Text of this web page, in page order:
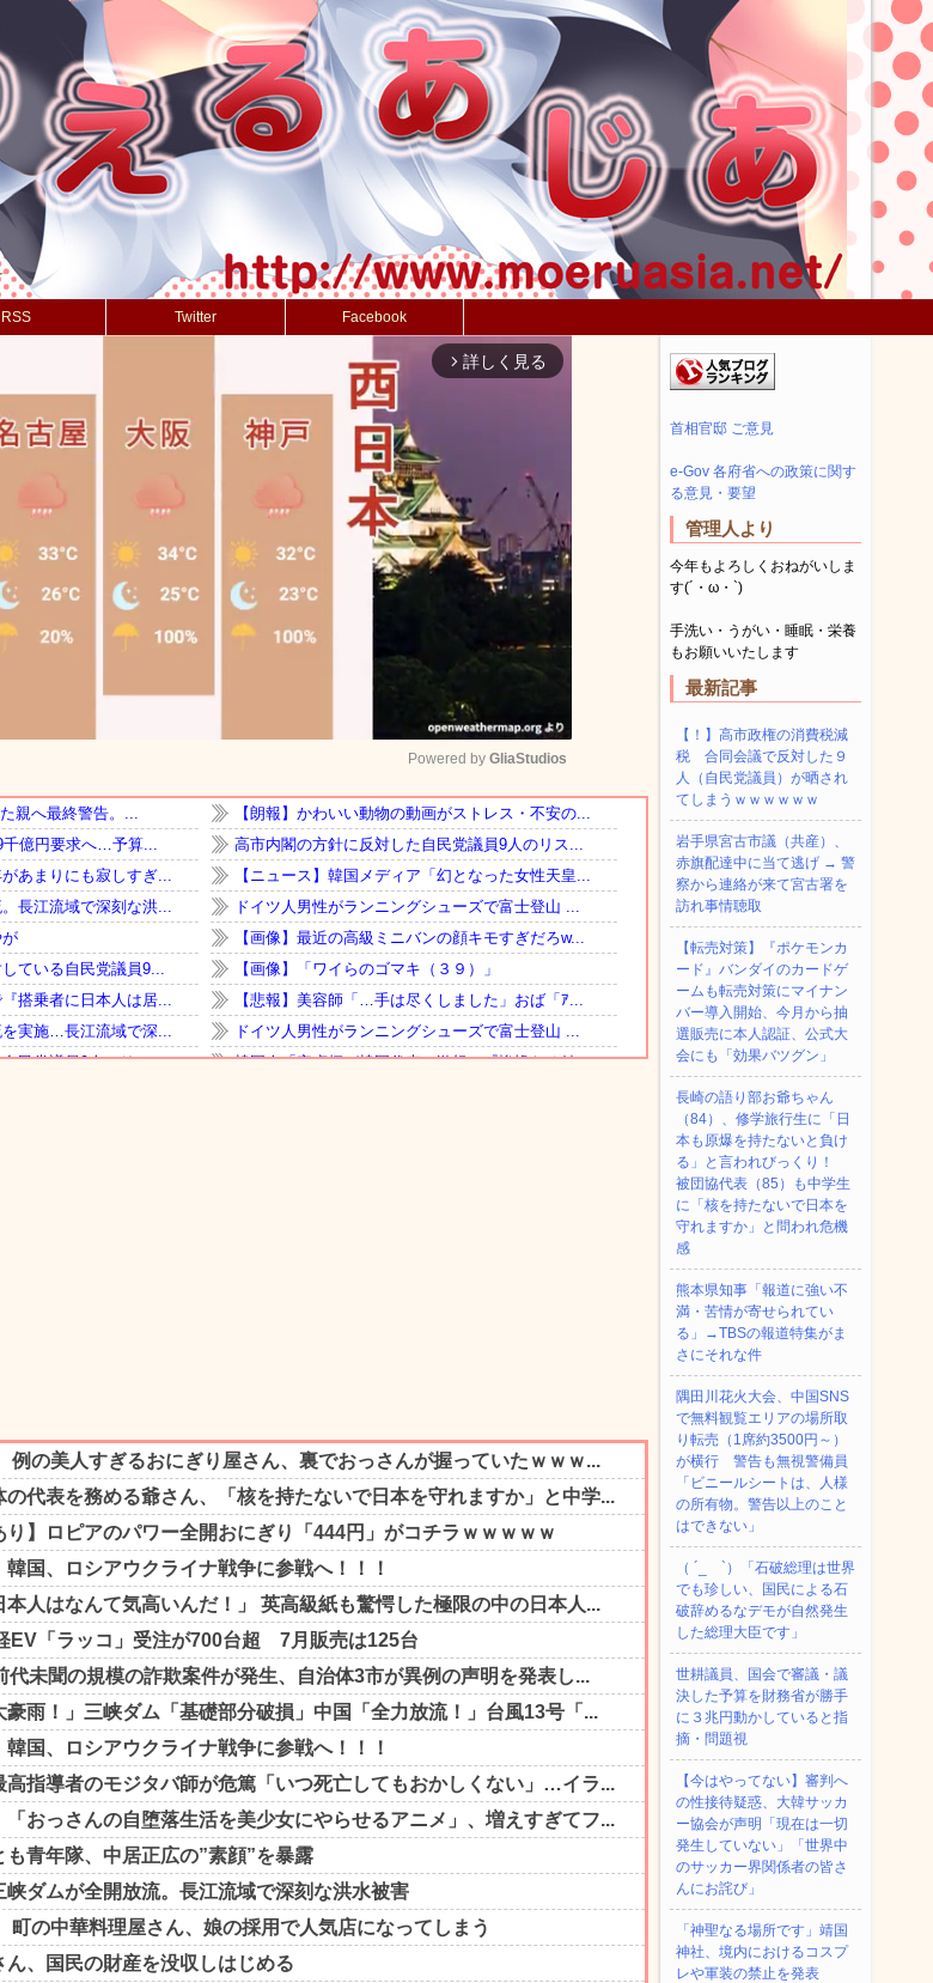
RSS Twitter Facebook
arrow_forward_ios 詳しく見る
Mute
Powered by GliaStudios
首相官邸 ご意見
e-Gov 各府省への政策に関す
る意見・要望
管理人より
今年もよろしくおねがいしま
す(´・ω・`)
手洗い・うがい・睡眠・栄養
もお願いいたします
最新記事
【！】高市政権の消費税減
税 合同会議で反対した９
人（自民党議員）が晒され
てしまうｗｗｗｗｗｗ
岩手県宮古市議（共産）、
赤旗配達中に当て逃げ → 警
察から連絡が来て宮古署を
訪れ事情聴取
【転売対策】『ポケモンカ
ード』バンダイのカードゲ
ームも転売対策にマイナン
バー導入開始、今月から抽
選販売に本人認証、公式大
会にも「効果バツグン」
長崎の語り部お爺ちゃん
（84）、修学旅行生に「日
本も原爆を持たないと負け
る」と言われびっくり！
被団協代表（85）も中学生
に「核を持たないで日本を
守れますか」と問われ危機
感
熊本県知事「報道に強い不
満・苦情が寄せられてい
る」→TBSの報道特集がま
さにそれな件
隅田川花火大会、中国SNS
で無料観覧エリアの場所取
り転売（1席約3500円～）
が横行 警告も無視警備員
「ビニールシートは、人様
の所有物。警告以上のこと
はできない」
（ ´_ゝ`）「石破総理は世界
でも珍しい、国民による石
破辞めるなデモが自然発生
した総理大臣です」
世耕議員、国会で審議・議
決した予算を財務省が勝手
に３兆円動かしていると指
摘・問題視
【今はやってない】審判へ
の性接待疑惑、大韓サッカ
ー協会が声明「現在は一切
発生していない」「世界中
のサッカー界関係者の皆さ
んにお詫び」
「神聖なる場所です」靖国
神社、境内におけるコスプ
レや軍装の禁止を発表